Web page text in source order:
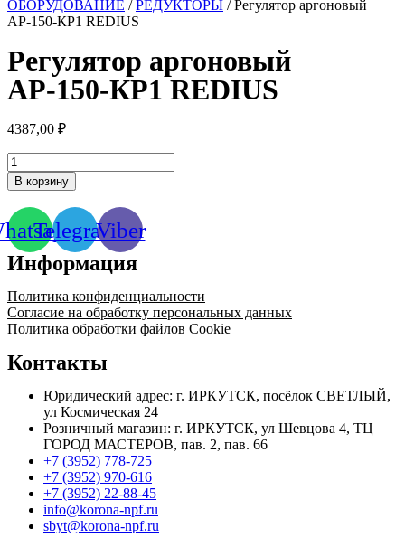
ОБОРУДОВАНИЕ /РЕДУКТОРЫ / Регулятор аргоновый
АР-150-КР1 REDIUS
Регулятор аргоновый
АР-150-КР1 REDIUS
4387,00 ₽
Количество
товара
Регулятор
аргоновый
АР-150-
КР1
REDIUS
В корзину
TelegramViber
Информация
Политика конфиденциальности
Согласие на обработку персональных данных
Политика обработки файлов Cookie
Контакты
Юридический адрес: г. ИРКУТСК, посёлок СВЕТЛЫЙ,
ул Космическая 24
Розничный магазин: г. ИРКУТСК, ул Шевцова 4, ТЦ
ГОРОД МАСТЕРОВ, пав. 2, пав. 66
+7 (3952) 778-725
+7 (3952) 970-616
+7 (3952) 22-88-45
info@korona-npf.ru
sbyt@korona-npf.ru